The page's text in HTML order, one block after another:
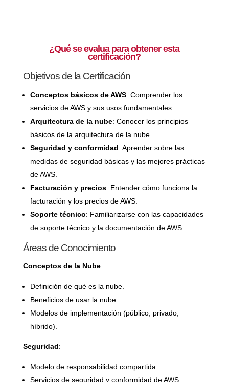
¿Qué se evalua para obtener esta
certificación?
Objetivos de la Certificación
Conceptos básicos de AWS: Comprender los
servicios de AWS y sus usos fundamentales.
Arquitectura de la nube: Conocer los principios
básicos de la arquitectura de la nube.
Seguridad y conformidad: Aprender sobre las
medidas de seguridad básicas y las mejores prácticas
de AWS.
Facturación y precios: Entender cómo funciona la
facturación y los precios de AWS.
Soporte técnico: Familiarizarse con las capacidades
de soporte técnico y la documentación de AWS.
Áreas de Conocimiento
Conceptos de la Nube:
Definición de qué es la nube.
Beneficios de usar la nube.
Modelos de implementación (público, privado,
híbrido).
Seguridad:
Modelo de responsabilidad compartida.
Servicios de seguridad y conformidad de AWS.